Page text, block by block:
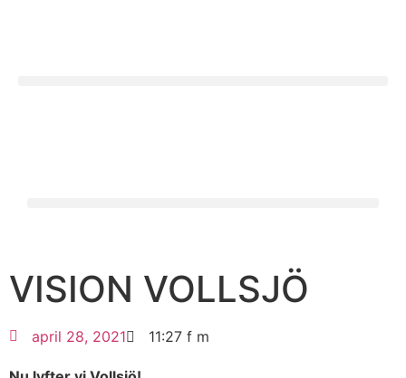
VISION VOLLSJÖ
april 28, 2021 11:27 f m